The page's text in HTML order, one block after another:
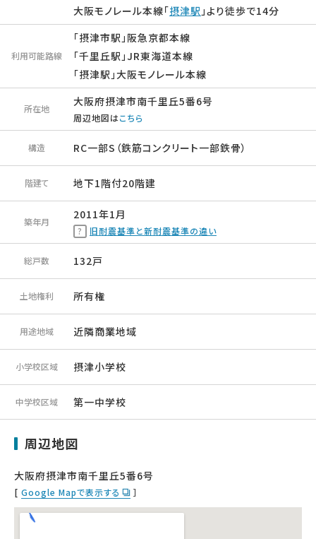
大阪モノレール本線「摂津駅」より徒歩で14分
利用可能路線
「摂津市駅」阪急京都本線
「千里丘駅」JR東海道本線
「摂津駅」大阪モノレール本線
所在地
大阪府摂津市南千里丘5番6号
周辺地図はこちら
構造 RC一部S（鉄筋コンクリート一部鉄骨）
階建て 地下1階付20階建
築年月
2011年1月
旧耐震基準と新耐震基準の違い
総戸数 132戸
土地権利 所有権
用途地域 近隣商業地域
小学校区域 摂津小学校
中学校区域 第一中学校
周辺地図
大阪府摂津市南千里丘5番6号
[ Google Mapで表示する ］